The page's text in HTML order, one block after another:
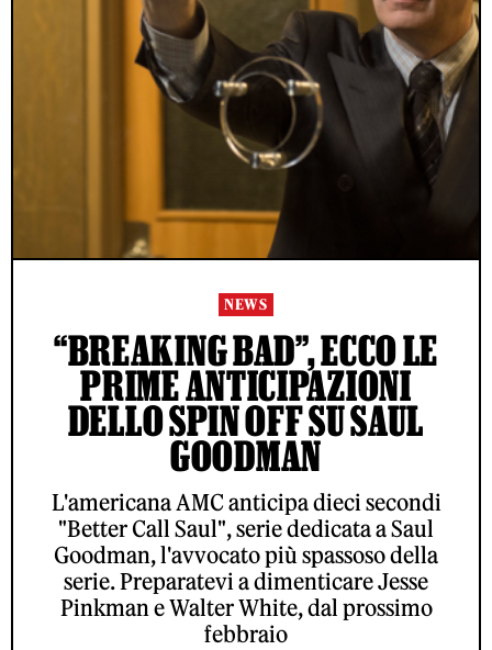
NEWS
“BREAKING BAD”, ECCO LE
PRIME ANTICIPAZIONI
DELLO SPIN OFF SU SAUL
GOODMAN
L'americana AMC anticipa dieci secondi
"Better Call Saul", serie dedicata a Saul
Goodman, l'avvocato più spassoso della
serie. Preparatevi a dimenticare Jesse
Pinkman e Walter White, dal prossimo
febbraio